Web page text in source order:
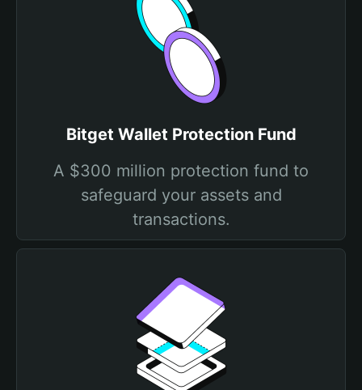
Bitget Wallet Protection Fund
A $300 million protection fund to
safeguard your assets and
transactions.